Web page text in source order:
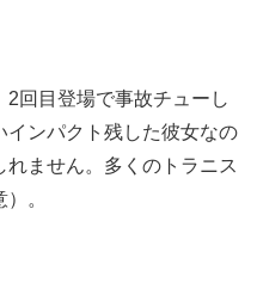
回目登場で事故チューし
インパクト残した彼女なの
ません。多くのトラニス
。